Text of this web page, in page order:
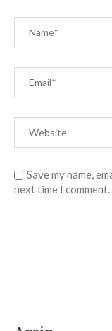
Save my name,
next time I comment.